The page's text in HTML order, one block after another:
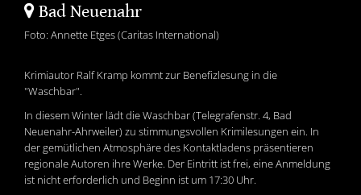
Bad Neuenahr
Foto: Annette Etges (Caritas International)
Krimiautor Ralf Kramp kommt zur Benefizlesung in die
"Waschbar".
In diesem Winter lädt die Waschbar (Telegrafenstr. 4, Bad
Neuenahr-Ahrweiler) zu stimmungsvollen Krimilesungen ein. In
der gemütlichen Atmosphäre des Kontaktladens präsentieren
regionale Autoren ihre Werke. Der Eintritt ist frei, eine Anmeldung
ist nicht erforderlich und Beginn ist um 17:30 Uhr.